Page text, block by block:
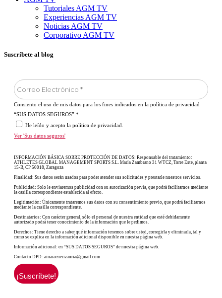
Tutoriales AGM TV
Experiencias AGM TV
Noticias AGM TV
Corporativo AGM TV
Suscríbete al blog
Consiento el uso de mis datos para los fines indicados en la política de privacidad
“SUS DATOS SEGUROS” *
He leído y acepto la política de privacidad.
Ver 'Sus datos seguros'
INFORMACIÓN BÁSICA SOBRE PROTECCIÓN DE DATOS: Responsable del tratamiento:
ATHLETES GLOBAL MANAGEMENT SPORTS S.L. María Zambrano 31 WTCZ, Torre Este, planta
15-B, CP 50018, Zaragoza
Finalidad: Sus datos serán usados para poder atender sus solicitudes y prestarle nuestros servicios.
Publicidad: Solo le enviaremos publicidad con su autorización previa, que podrá facilitarnos mediante
la casilla correspondiente establecida al efecto.
Legitimación: Únicamente trataremos sus datos con su consentimiento previo, que podrá facilitarnos
mediante la casilla correspondiente.
Destinatarios: Con carácter general, sólo el personal de nuestra entidad que esté debidamente
autorizado podrá tener conocimiento de la información que le pedimos.
Derechos: Tiene derecho a saber qué información tenemos sobre usted, corregirla y eliminarla, tal y
como se explica en la información adicional disponible en nuestra página web.
Información adicional: en “SUS DATOS SEGUROS” de nuestra página web.
Contacto DPD: ainaraenerizauria@gmail.com